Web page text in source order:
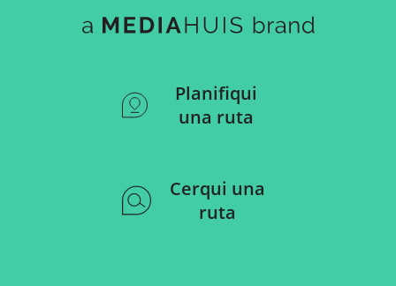
Planifiqui
una ruta
Cerqui una
ruta